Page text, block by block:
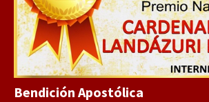
Bendición Apostólica